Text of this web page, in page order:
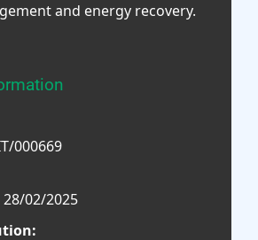
and energy recovery.
000669
02/2025